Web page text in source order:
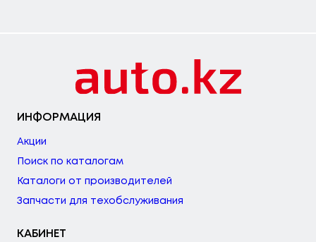
ИНФОРМАЦИЯ
Акции
Поиск по каталогам
Каталоги от производителей
Запчасти для техобслуживания
КАБИНЕТ